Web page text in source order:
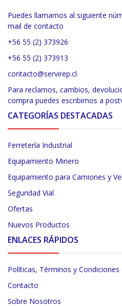
Puedes llamarnos al siguiente
mail de contacto
+56 55 (2) 373926
+56 55 (2) 373913
contacto@servirep.cl
Para reclamos, cambios,
compra puedes escribirnos a
CATEGORÍAS DESTACADAS
Ferretería Industrial
Equipamiento Minero
Equipamiento para Camiones y
Seguridad Vial
Ofertas
Nuevos Productos
ENLACES RÁPIDOS
Políticas, Términos y Condiciones
Contacto
Sobre Nosotros